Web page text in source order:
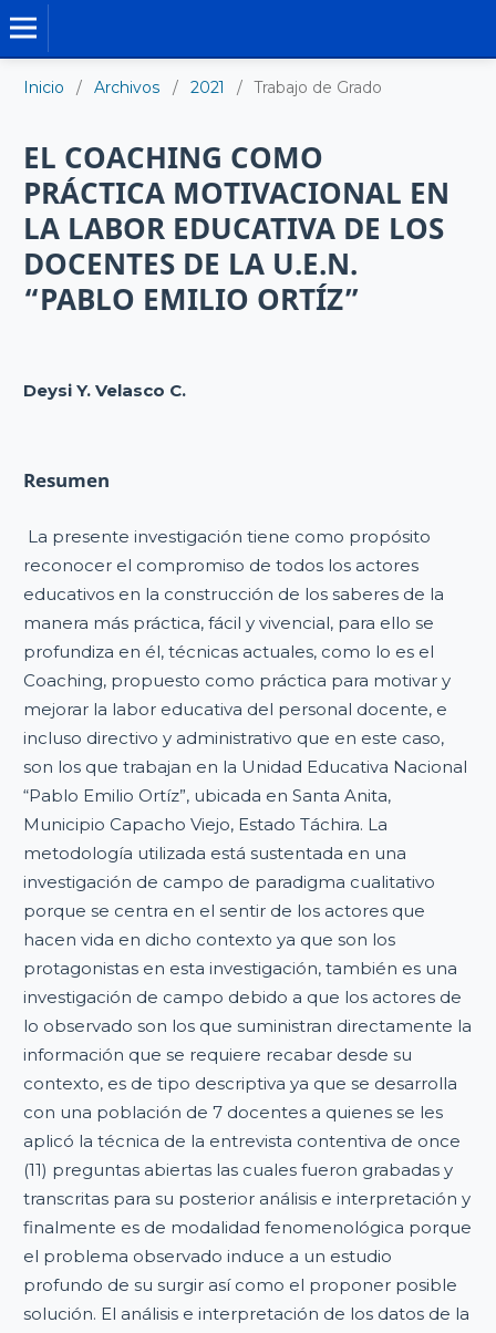
Inicio / Archivos / 2021 / Trabajo de Grado
EL COACHING COMO
PRÁCTICA MOTIVACIONAL EN
LA LABOR EDUCATIVA DE LOS
DOCENTES DE LA U.E.N.
“PABLO EMILIO ORTÍZ”
Deysi Y. Velasco C.
Resumen
La presente investigación tiene como propósito
reconocer el compromiso de todos los actores
educativos en la construcción de los saberes de la
manera más práctica, fácil y vivencial, para ello se
profundiza en él, técnicas actuales, como lo es el
Coaching, propuesto como práctica para motivar y
mejorar la labor educativa del personal docente, e
incluso directivo y administrativo que en este caso,
son los que trabajan en la Unidad Educativa Nacional
“Pablo Emilio Ortíz”, ubicada en Santa Anita,
Municipio Capacho Viejo, Estado Táchira. La
metodología utilizada está sustentada en una
investigación de campo de paradigma cualitativo
porque se centra en el sentir de los actores que
hacen vida en dicho contexto ya que son los
protagonistas en esta investigación, también es una
investigación de campo debido a que los actores de
lo observado son los que suministran directamente la
información que se requiere recabar desde su
contexto, es de tipo descriptiva ya que se desarrolla
con una población de 7 docentes a quienes se les
aplicó la técnica de la entrevista contentiva de once
(11) preguntas abiertas las cuales fueron grabadas y
transcritas para su posterior análisis e interpretación y
finalmente es de modalidad fenomenológica porque
el problema observado induce a un estudio
profundo de su surgir así como el proponer posible
solución. El análisis e interpretación de los datos de la